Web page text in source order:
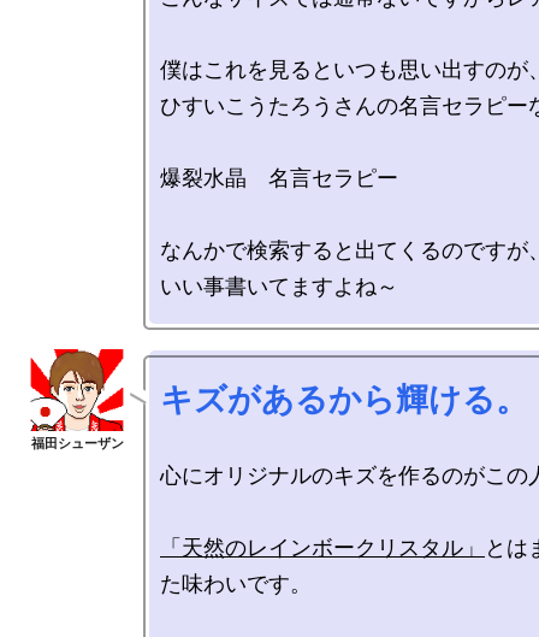
僕はこれを見るといつも思い出すのが
ひすいこうたろうさんの名言セラピー
爆裂水晶　名言セラピー
なんかで検索すると出てくるのですが
キズがあるから輝ける。
心にオリジナルのキズを作るのがこの
「天然のレインボークリスタル」
とは
た味わいです。